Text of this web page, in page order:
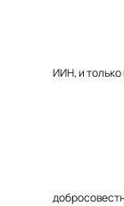
ИИН, и только